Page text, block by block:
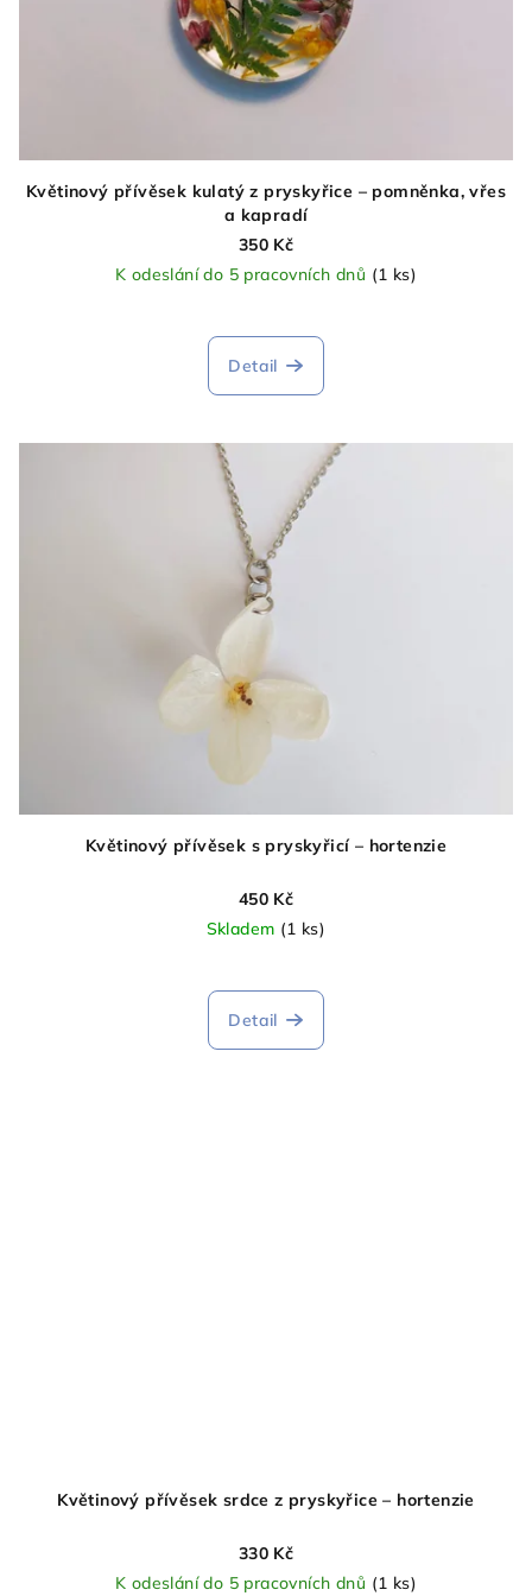
Květinový přívěsek kulatý z pryskyřice – pomněnka, vřes
a kapradí
350 Kč
K odeslání do 5 pracovních dnů (1 ks)
Detail
Květinový přívěsek s pryskyřicí – hortenzie
450 Kč
Skladem (1 ks)
Detail
Květinový přívěsek srdce z pryskyřice – hortenzie
330 Kč
K odeslání do 5 pracovních dnů (1 ks)